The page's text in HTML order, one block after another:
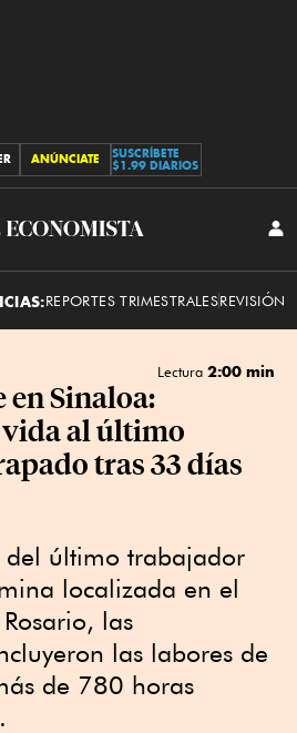
ANÚNCIATE
SUSCRÍBETE
$1.99 DIARIOS
El
REPORTES TRIMESTRALESREVISIÓN
Lectura 2:00 min
en Sinaloa:
al último
tras 33 días
del último trabajador
localizada en el
las
las labores de
de 780 horas